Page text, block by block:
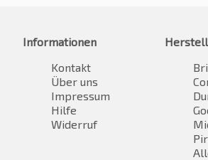
Informationen
Kontakt
Über uns
Impressum
Hilfe
Widerruf